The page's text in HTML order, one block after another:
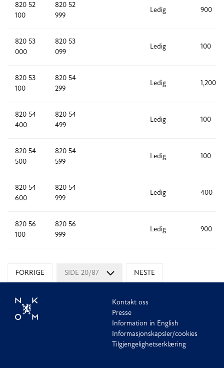
820 52
100
820 52
999
Ledig 900
820 53
000
820 53
099
Ledig 100
820 53
100
820 54
299
Ledig 1,200
820 54
400
820 54
499
Ledig 100
820 54
500
820 54
599
Ledig 100
820 54
600
820 54
999
Ledig 400
820 56
100
820 56
999
Ledig 900
FORRIGE SIDE 20/87 NESTE
Kontakt oss
Presse
Information in English
Informasjonskapsler/cookies
Tilgjengelighetserklæring